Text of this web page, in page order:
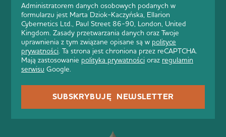
Administratorem danych osobowych podanych w
formularzu jest Marta Dziok-Kaczyńska, Ellarion
Cybernetics Ltd., Paul Street 86-90, London, United
Kingdom. Zasady przetwarzania danych oraz Twoje
uprawnienia z tym związane opisane są w polityce
prywatności. Ta strona jest chroniona przez reCAPTCHA.
Mają zastosowanie polityka prywatności oraz regulamin
serwisu Google.
SUBSKRYBUJĘ NEWSLETTER